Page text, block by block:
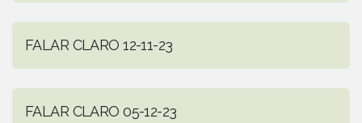
FALAR CLARO 12-11-23
FALAR CLARO 05-12-23